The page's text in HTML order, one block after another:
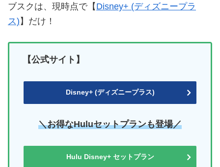
ブスクは、現時点で【 Disney+ (ディズニープラ
ス) 】だけ！
【公式サイト】
Disney+ (ディズニープラス)
＼お得なHuluセットプランも登場／
Hulu Disney+ セットプラン